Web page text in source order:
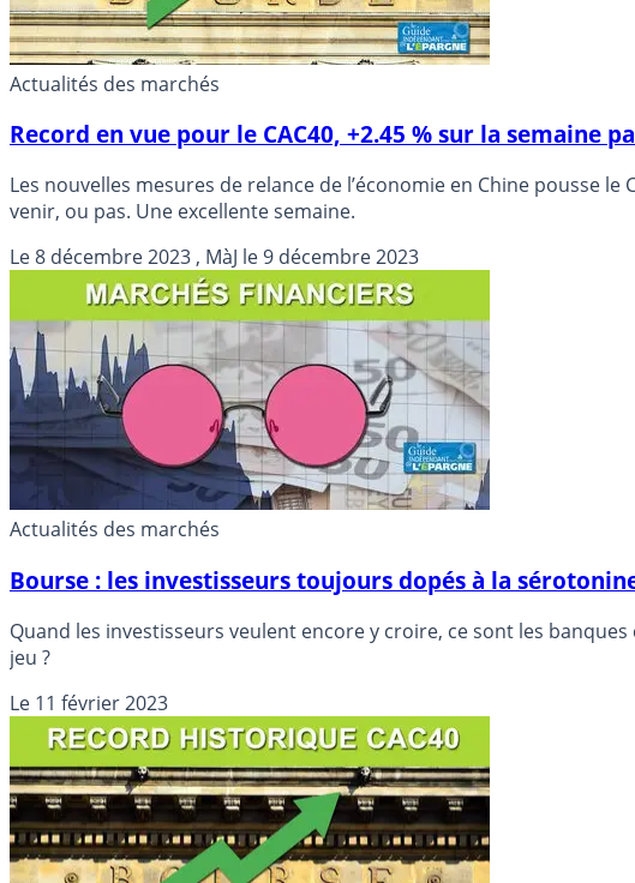
Actualités des marchés
Record en vue pour le CAC40, +2.45 % sur la semaine
Les nouvelles mesures de relance de l’économie en Chine pousse
venir, ou pas. Une excellente semaine.
Le8 décembre 2023 , MàJ le9 décembre 2023
Actualités des marchés
Bourse : les investisseurs toujours dopés à la
Quand les investisseurs veulent encore y croire, ce sont les
jeu ?
Le 11 février 2023